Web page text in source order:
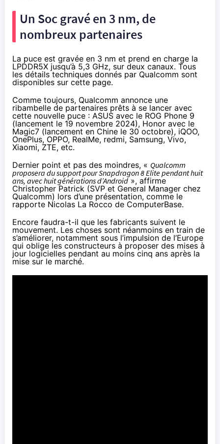
Un Soc gravé en 3 nm, de
nombreux partenaires
La puce est gravée en 3 nm et prend en charge la
LPDDR5X jusqu’à 5,3 GHz, sur deux canaux. Tous
les détails techniques donnés par Qualcomm sont
disponibles sur cette page.
Comme toujours, Qualcomm annonce une
ribambelle de partenaires prêts à se lancer avec
cette nouvelle puce : ASUS avec le ROG Phone 9
(lancement le 19 novembre 2024), Honor avec le
Magic7 (lancement en Chine le 30 octobre), iQOO,
OnePlus, OPPO, RealMe, redmi, Samsung, Vivo,
Xiaomi, ZTE, etc.
Dernier point et pas des moindres, « Qualcomm
proposera du support pour Snapdragon 8 Elite pendant huit
ans, avec huit générations d’Android», affirme
Christopher Patrick (SVP et General Manager chez
Qualcomm) lors d’une présentation, comme le
rapporte Nicolas La Rocco de ComputerBase.
Encore faudra-t-il que les fabricants suivent le
mouvement. Les choses sont néanmoins en train de
s’améliorer, notamment sous l’impulsion de l’Europe
qui oblige les constructeurs à proposer des mises à
jour logicielles pendant au moins cinq ans après la
mise sur le marché.